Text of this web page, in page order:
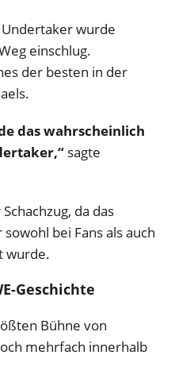
wurde
einschlug.
der besten in der
das wahrscheinlich
sagte
da das
bei Fans als auch
wurde.
Geschichte
Bühne von
mehrfach innerhalb